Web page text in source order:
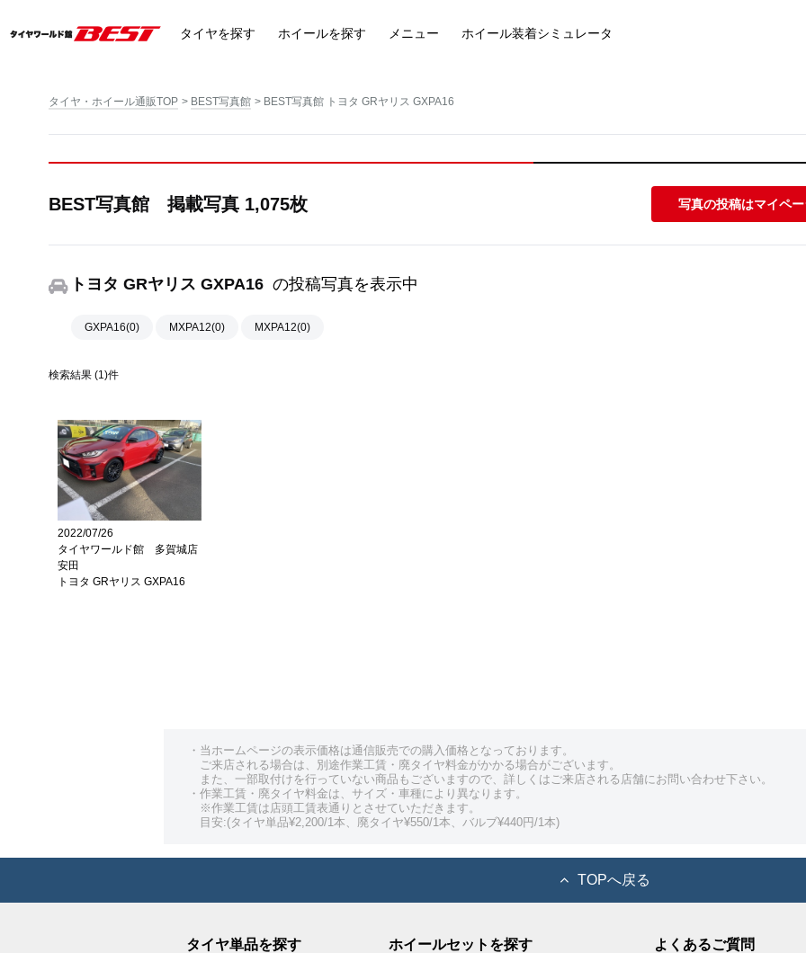
タイヤを探す ホイールを探す メニュー ホイール装着シミュレータ
タイヤ・ホイール通販TOP BEST写真館 BEST写真館 トヨタ GRヤリス GXPA16
BEST写真館 掲載写真 1,075枚 写真の投稿はマイペ
トヨタ GRヤリス GXPA16 の投稿写真を表示中
GXPA16(0) MXPA12(0) MXPA12(0)
検索結果 (1)件
2022/07/26
タイヤワールド館 多賀城店
安田
トヨタ GRヤリス GXPA16
・当ホームページの表示価格は通信販売での購入価格となっております。
ご来店される場合は、別途作業工賃・廃タイヤ料金がかかる場合がございます。
また、一部取付けを行っていない商品もございますので、詳しくはご来店される店舗にお問い合わせ下さい。
・作業工賃・廃タイヤ料金は、サイズ・車種により異なります。
※作業工賃は店頭工賃表通りとさせていただきます。
目安:(タイヤ単品¥2,200/1本、廃タイヤ¥550/1本、バルブ¥440円/1本)
TOPへ戻る
タイヤ単品を探す ホイールセットを探す よくあるご質問